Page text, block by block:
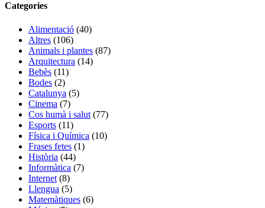
Categories
Alimentació (40)
Altres (106)
Animals i plantes (87)
Arquitectura (14)
Bebès (11)
Bodes (2)
Catalunya (5)
Cinema (7)
Cos humà i salut (77)
Esports (11)
Física i Química (10)
Frases fetes (1)
Història (44)
Informàtica (7)
Internet (8)
Llengua (5)
Matemàtiques (6)